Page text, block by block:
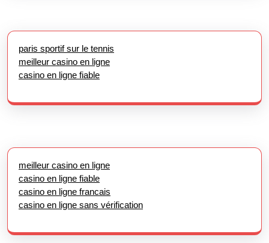
paris sportif sur le tennis
meilleur casino en ligne
casino en ligne fiable
meilleur casino en ligne
casino en ligne fiable
casino en ligne francais
casino en ligne sans vérification